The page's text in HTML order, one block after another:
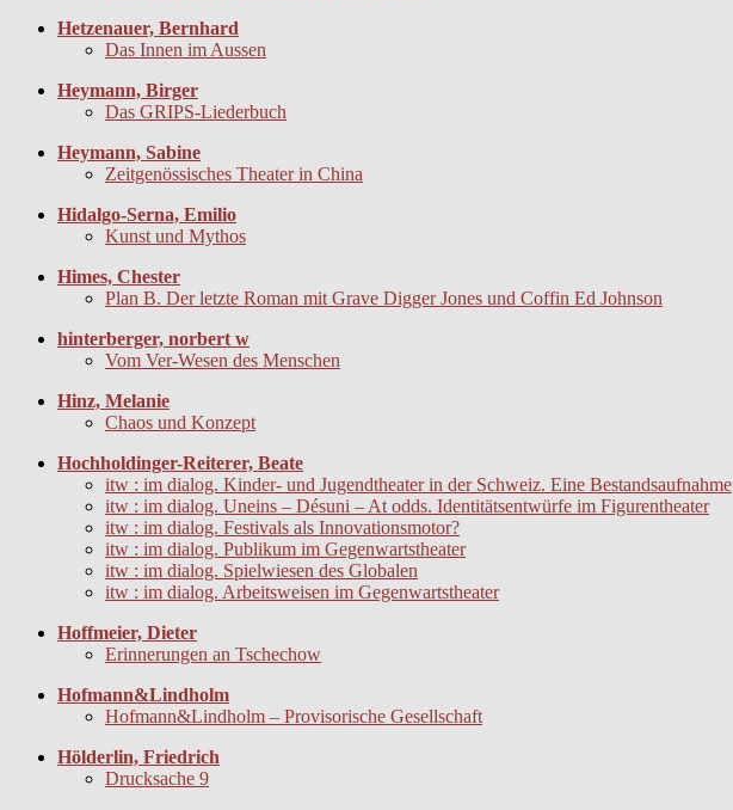
Hetzenauer, Bernhard
Das Innen im Aussen
Heymann, Birger
Das GRIPS-Liederbuch
Heymann, Sabine
Zeitgenössisches Theater in China
Hidalgo-Serna, Emilio
Kunst und Mythos
Himes, Chester
Plan B. Der letzte Roman mit Grave Digger Jones und Coffin Ed Johnson
hinterberger, norbert w
Vom Ver-Wesen des Menschen
Hinz, Melanie
Chaos und Konzept
Hochholdinger-Reiterer, Beate
itw : im dialog. Kinder- und Jugendtheater in der Schweiz. Eine Bestandsaufnahme
itw : im dialog. Uneins – Désuni – At odds. Identitätsentwürfe im Figurentheater
itw : im dialog. Festivals als Innovationsmotor?
itw : im dialog. Publikum im Gegenwartstheater
itw : im dialog. Spielwiesen des Globalen
itw : im dialog. Arbeitsweisen im Gegenwartstheater
Hoffmeier, Dieter
Erinnerungen an Tschechow
Hofmann&Lindholm
Hofmann&Lindholm – Provisorische Gesellschaft
Hölderlin, Friedrich
Drucksache 9